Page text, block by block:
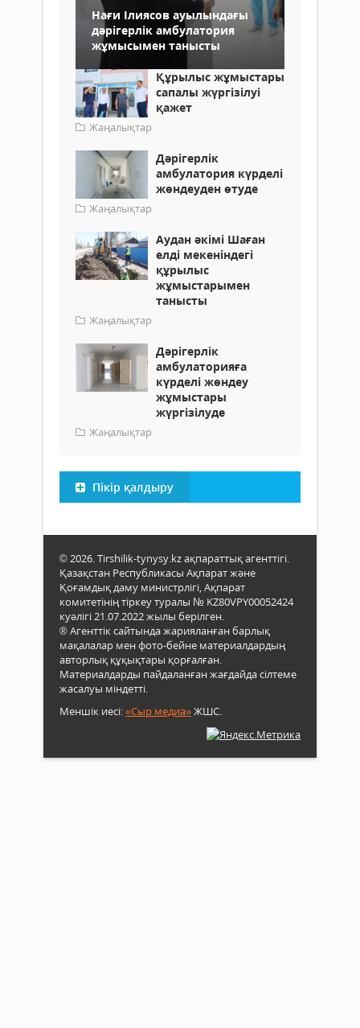
Нағи Ілиясов ауылындағы
дәрігерлік амбулатория
жұмысымен танысты
Құрылыс жұмыстары
сапалы жүргізілуі
қажет
Жаңалықтар
Дәрігерлік
амбулатория күрделі
жөндеуден өтуде
Жаңалықтар
Аудан әкімі Шаған
елді мекеніндегі
құрылыс
жұмыстарымен
танысты
Жаңалықтар
Дәрігерлік
амбулаторияға
күрделі жөндеу
жұмыстары
жүргізілуде
Жаңалықтар
Пікір қалдыру
© 2026. Tirshilik-tynysy.kz ақпараттық агенттігі.
Қазақстан Республикасы Ақпарат және
Қоғамдық даму министрлігі, Ақпарат
комитетінің тіркеу туралы № KZ80VPY00052424
куәлігі 21.07.2022 жылы берілген.
® Агенттік сайтында жарияланған барлық
мақалалар мен фото-бейне материалдардың
авторлық құқықтары қорғалған.
Материалдарды пайдаланған жағдайда сілтеме
жасалуы міндетті.
Меншік иесі:«Сыр медиа»ЖШС.